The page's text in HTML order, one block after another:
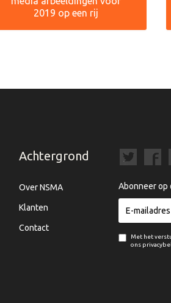
2019 op een rij
Achtergrond
Over NSMA
Klanten
Contact
Abonneer
Met het
ons